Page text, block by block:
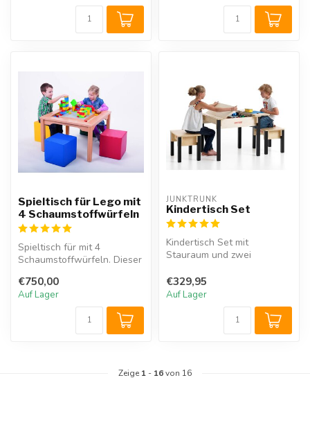
Spieltisch für Lego mit
4 Schaumstoffwürfeln
Spieltisch für mit 4
Schaumstoffwürfeln. Dieser
Eins...
€750,00
Auf Lager
JUNKTRUNK
Kindertisch Set
Kindertisch Set mit
Stauraum und zwei
Kindersitzgruppe aus Holz ...
€329,95
Auf Lager
Zeige 1 - 16von 16